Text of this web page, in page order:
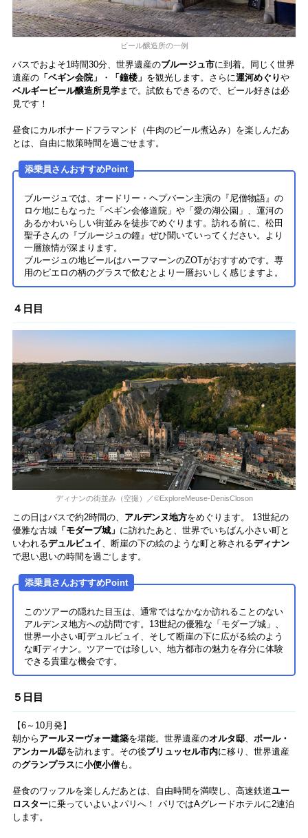
ビール醸造所の一例
バスでおよそ1時間30分、世界遺産のブルージュ市に到着。同じく世界
遺産の「ベギン会院」 ・ 「鐘楼」 を観光します。さらに運河めぐりや
ベルギービール醸造所見学まで。試飲もできるので、ビール好きは必
見です！
昼食にカルボナードフラマンド（牛肉のビール煮込み）を楽しんだあ
とは、自由に散策時間を過ごせます。
添乗員さんおすすめPoint
ブルージュでは、オードリー・ヘプバーン主演の『尼僧物語』の
ロケ地にもなった「ベギン会修道院」や「愛の湖公園」、運河の
あるかわいらしい街並みを徒歩でめぐります。訪れる前に、松田
聖子さんの『ブルージュの鐘』ぜひ聞いていってください。より
一層旅情が深まります。
ブルージュの地ビールはハーフマーンのZOTがおすすめです。専
用のピエロの柄のグラスで飲むとより一層おいしく感じますよ。
４日目
ディナンの街並み（空撮）／©ExploreMeuse-DenisCloson
この日はバスで約2時間の、 アルデンヌ地方をめぐります。 13世紀の
優雅な古城「モダーブ城」 に訪れたあと、世界でいちばん小さい町と
いわれるデュルビュイ、断崖の下の絵のような町と称されるディナン
で思い思いの時間を過ごします。
添乗員さんおすすめPoint
このツアーの隠れた目玉は、通常ではなかなか訪れることのない
アルデンヌ地方への訪問です。13世紀の優雅な「モダーブ城」、
世界一小さい町デュルビュイ、そして断崖の下に広がる絵のよう
な町ディナン。ツアーでは珍しい、地方都市の魅力を存分に体験
できる貴重な機会です。
５日目
【6～10月発】
朝から アールヌーヴォー建築を堪能。世界遺産のオルタ邸、 ポール・
アンカール邸を訪れます。その後ブリュッセル市内に移り、世界遺産
のグランプラスに小便小僧も。
昼食のワッフルを楽しんだあとは、自由時間を満喫し、高速鉄道ユー
ロスターに乗っていよいよパリへ！ パリではAグレードホテルに2連泊
します。